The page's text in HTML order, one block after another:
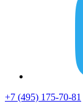
+7 (495) 175-70-81